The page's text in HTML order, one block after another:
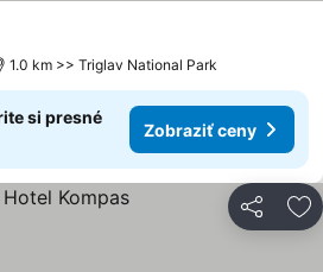
1.0 km >> Triglav National Park
si presné
Zobraziť ceny
Zdieľať